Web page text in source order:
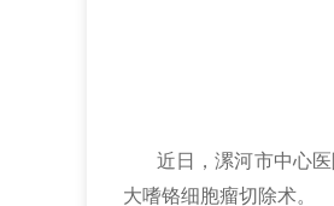
近日，漯河市中心
大嗜铬细胞瘤切除术。